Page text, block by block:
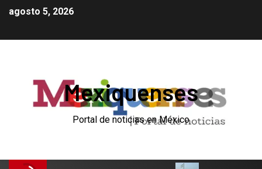
agosto 5, 2026
Mexiquenses
Portal de noticias en México